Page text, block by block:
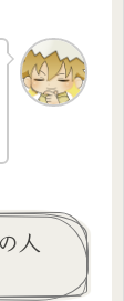
人